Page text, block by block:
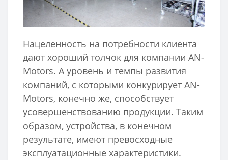
Нацеленность на потребности клиента
дают хороший толчок для компании AN-
Motors. А уровень и темпы развития
компаний, с которыми конкурирует AN-
Motors, конечно же, способствует
усовершенствованию продукции. Таким
образом, устройства, в конечном
результате, имеют превосходные
эксплуатационные характеристики.